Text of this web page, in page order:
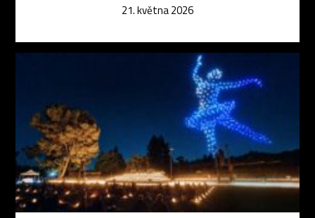
21. května 2026